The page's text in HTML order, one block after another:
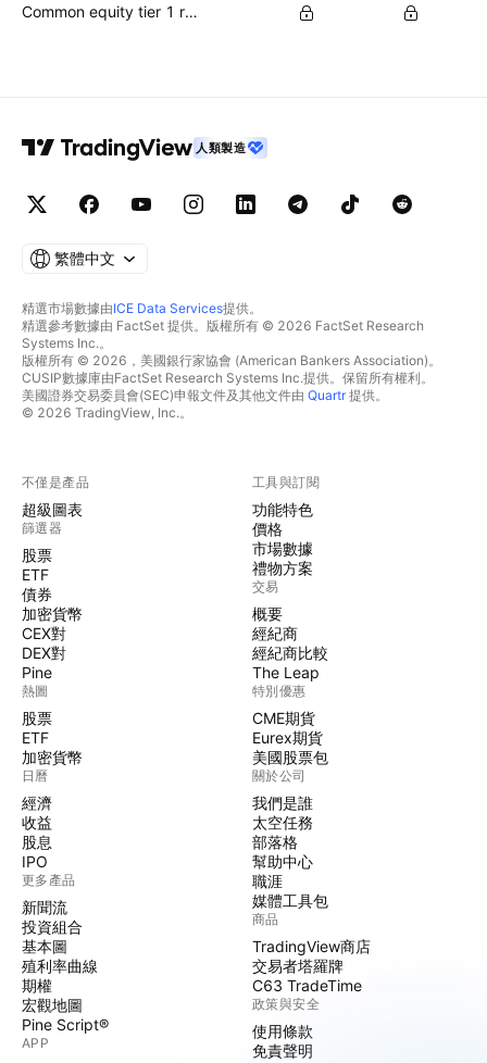
Common equity tier 1 ratio %
人類製造
繁體中文
精選市場數據由ICE Data Services提供。
精選參考數據由 FactSet 提供。版權所有 © 2026 FactSet Research
Systems Inc.。
版權所有 © 2026，美國銀行家協會 (American Bankers Association)。
CUSIP數據庫由FactSet Research Systems Inc.提供。保留所有權利。
美國證券交易委員會(SEC)申報文件及其他文件由 Quartr提供。
© 2026 TradingView, Inc.。
不僅是產品
超級圖表
篩選器
股票
ETF
債券
加密貨幣
CEX對
DEX對
Pine
熱圖
股票
ETF
加密貨幣
日曆
經濟
收益
股息
IPO
更多產品
新聞流
投資組合
基本圖
殖利率曲線
期權
宏觀地圖
Pine Script®
APP
工具與訂閱
功能特色
價格
市場數據
禮物方案
交易
概要
經紀商
經紀商比較
The Leap
特別優惠
CME期貨
Eurex期貨
美國股票包
關於公司
我們是誰
太空任務
部落格
幫助中心
職涯
媒體工具包
商品
TradingView商店
交易者塔羅牌
C63 TradeTime
政策與安全
使用條款
免責聲明